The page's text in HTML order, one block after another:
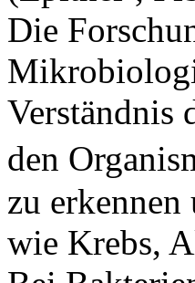
Die
Verständnis
den
zu erkennen
wie Krebs,